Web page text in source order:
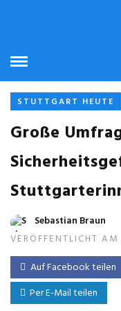
STUTTGART HEUTE
Große
Sebastian Braun
VERÖFFENTLICHT
Auf Facebook teilen
Per E-Mail teilen